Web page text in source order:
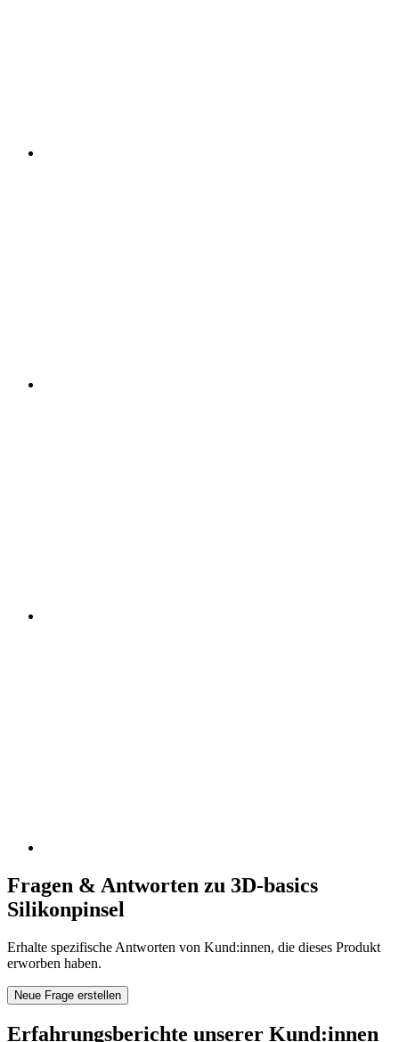
Fragen & Antworten zu 3D-basics
Silikonpinsel
Erhalte spezifische Antworten von Kund:innen, die dieses Produkt
erworben haben.
Neue Frage erstellen
Erfahrungsberichte unserer Kund:innen